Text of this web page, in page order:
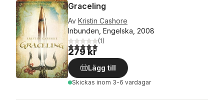
Graceling
Av Kristin Cashore
Inbunden, Engelska, 2008
5,0utav 5 stjärnor. Totalt antal röster:
(1)
279 kr
Lägg till
Skickas inom 3-6 vardagar